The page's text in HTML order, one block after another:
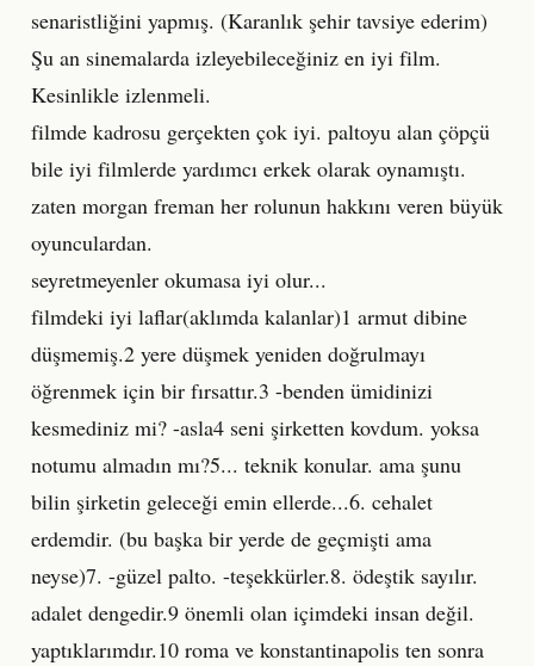
senaristliğini yapmış. (Karanlık şehir tavsiye ederim)
Şu an sinemalarda izleyebileceğiniz en iyi film.
Kesinlikle izlenmeli.
filmde kadrosu gerçekten çok iyi. paltoyu alan çöpçü
bile iyi filmlerde yardımcı erkek olarak oynamıştı.
zaten morgan freman her rolunun hakkını veren büyük
oyunculardan.
seyretmeyenler okumasa iyi olur...
filmdeki iyi laflar(aklımda kalanlar)1 armut dibine
düşmemiş.2 yere düşmek yeniden doğrulmayı
öğrenmek için bir fırsattır.3 -benden ümidinizi
kesmediniz mi? -asla4 seni şirketten kovdum. yoksa
notumu almadın mı?5... teknik konular. ama şunu
bilin şirketin geleceği emin ellerde...6. cehalet
erdemdir. (bu başka bir yerde de geçmişti ama
neyse)7. -güzel palto. -teşekkürler.8. ödeştik sayılır.
adalet dengedir.9 önemli olan içimdeki insan değil.
yaptıklarımdır.10 roma ve konstantinapolis ten sonra